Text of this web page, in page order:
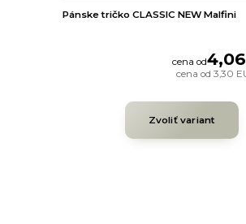
Pánske tričko CLASSIC NEW Malfini
cena od
cena od3,30
Zvoliť variant